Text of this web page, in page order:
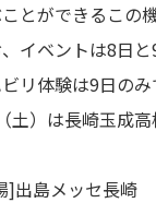
とができるこの
イベントは8日
リ体験は9日のみ
土）は長崎玉成
]出島メッセ長崎